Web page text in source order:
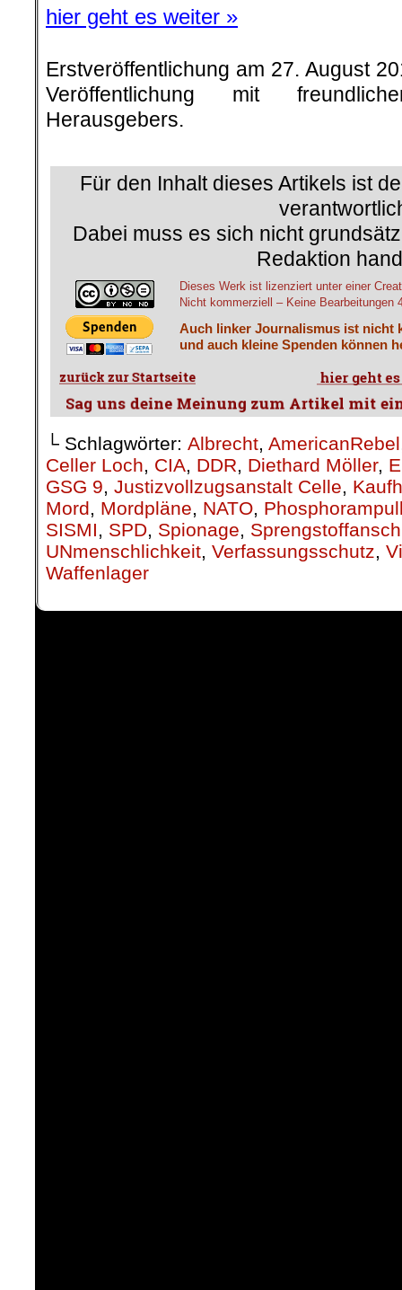
hier geht es weiter »
Erstveröffentlichung am 27. August
Veröffentlichung mit
Herausgebers.
Für den Inhalt dieses Artikels ist
Dabei muss es sich nicht
Redaktion
Dieses Werk ist lizenziert unter einer
Nicht kommerziell – Keine Bearbeitungen
Auch linker Journalismus ist nicht
und auch kleine Spenden können
└ Schlagwörter: Albrecht, AmericanRebel
Celler Loch, CIA, DDR, Diethard Möller,
GSG 9, Justizvollzugsanstalt Celle,
Mord, Mordpläne, NATO,
SISMI, SPD, Spionage,
UNmenschlichkeit, Verfassungsschutz,
Waffenlager